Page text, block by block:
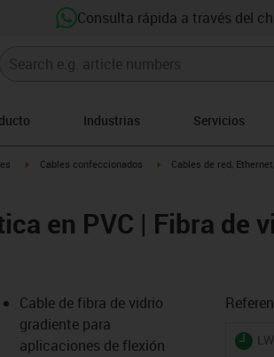
Consulta rápida a través del
Industrias Servicios
igus-icon-arrow-right
Cables confeccionados igus-icon-arrow-right
Cables de red,
en PVC | Fibra de
Cable de fibra de vidrio
gradiente para
aplicaciones de flexión